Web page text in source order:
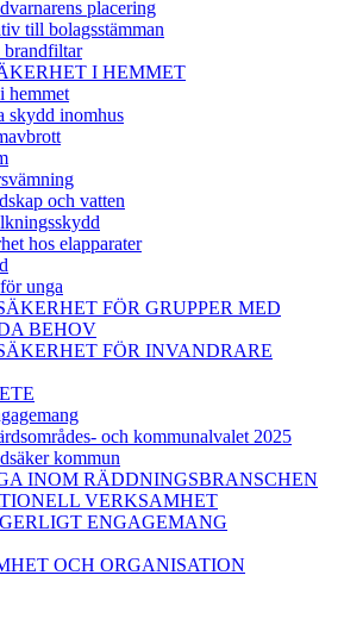
placering
till bolagsstämman
I HEMMET
hemmet
skydd inomhus
och vatten
hos elapparater
unga
FÖR GRUPPER MED
BEHOV
FÖR INVANDRARE
och kommunalvalet 2025
kommun
INOM RÄDDNINGSBRANSCHEN
VERKSAMHET
ENGAGEMANG
OCH ORGANISATION